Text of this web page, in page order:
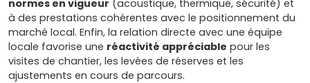
normes en vigueur (acoustique, thermique, sécurité) et
à des prestations cohérentes avec le positionnement du
marché local. Enfin, la relation directe avec une équipe
locale favorise une réactivité appréciable pour les
visites de chantier, les levées de réserves et les
ajustements en cours de parcours.